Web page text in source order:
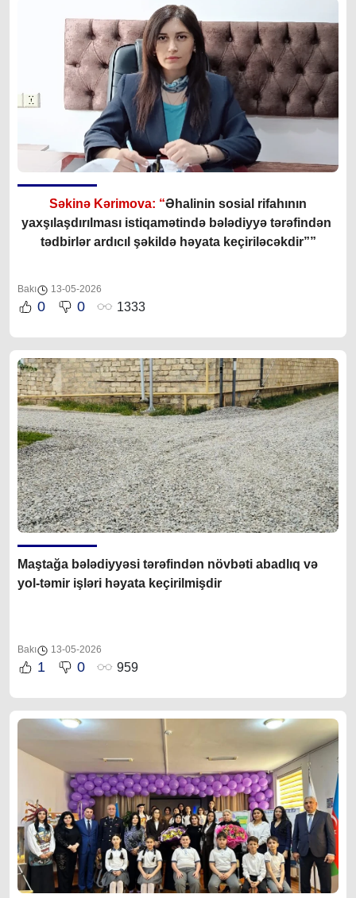
Səkinə Kərimova: “Əhalinin sosial rifahının
yaxşılaşdırılması istiqamətində bələdiyyə tərəfindən
tədbirlər ardıcıl şəkildə həyata keçiriləcəkdir””
Bakı 13-05-2026
0 0 1333
Maştağa bələdiyyəsi tərəfindən növbəti abadlıq və
yol-təmir işləri həyata keçirilmişdir
Bakı 13-05-2026
1 0 959